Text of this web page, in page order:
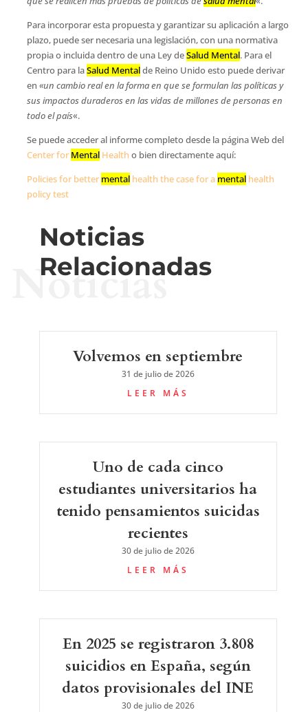
Para incorporar esta propuesta y garantizar su aplicación a largo
plazo, puede ser necesaria una legislación, con una normativa
propia o incluida dentro de una Ley deSalud Mental. Para el
Centro para laSalud Mentalde Reino Unido esto puede derivar
en «un cambio real en la forma en que se formulan las políticas y
sus impactos duraderos en las vidas de millones de personas en
todo el país«.
Se puede acceder al informe completo desde la página Web del
Center forMentalHealth o bien directamente aquí:
Policies for bettermentalhealth the case for a mentalhealth
policy test
Noticias
Relacionadas
Noticias
Volvemos en septiembre
31 de julio de 2026
LEER MÁS
Uno de cada cinco
estudiantes universitarios ha
tenido pensamientos suicidas
recientes
30 de julio de 2026
LEER MÁS
En 2025 se registraron 3.808
suicidios en España, según
datos provisionales del INE
30 de julio de 2026